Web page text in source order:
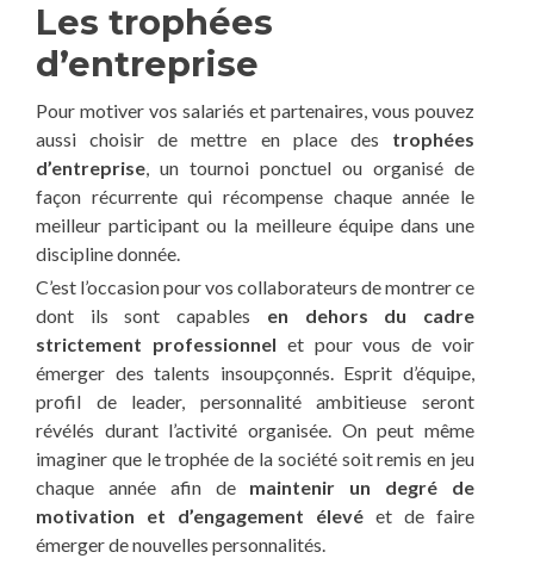
Les trophées
d’entreprise
Pour motiver vos salariés et partenaires, vous pouvez
aussi choisir de mettre en place des trophées
d’entreprise, un tournoi ponctuel ou organisé de
façon récurrente qui récompense chaque année le
meilleur participant ou la meilleure équipe dans une
discipline donnée.
C’est l’occasion pour vos collaborateurs de montrer ce
dont ils sont capables en dehors du cadre
strictement professionnel et pour vous de voir
émerger des talents insoupçonnés. Esprit d’équipe,
profil de leader, personnalité ambitieuse seront
révélés durant l’activité organisée. On peut même
imaginer que le trophée de la société soit remis en jeu
chaque année afin de maintenir un degré de
motivation et d’engagement élevé et de faire
émerger de nouvelles personnalités.